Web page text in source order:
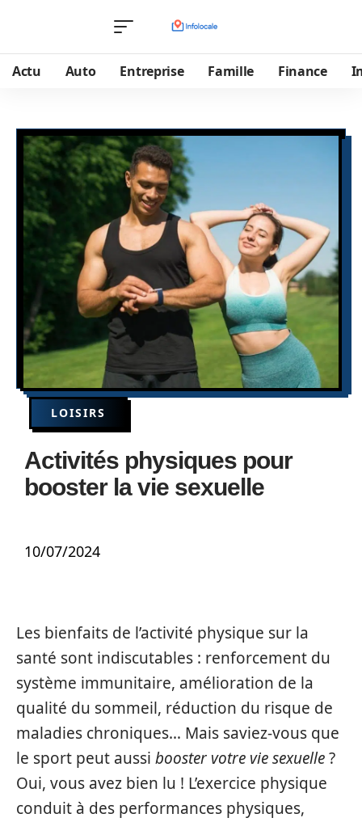
Actu Auto Entreprise Famille Finance
LOISIRS
Activités physiques pour
booster la vie sexuelle
10/07/2024
Les bienfaits de l’activité physique sur la
santé sont indiscutables : renforcement du
système immunitaire, amélioration de la
qualité du sommeil, réduction du risque de
maladies chroniques… Mais saviez-vous que
le sport peut aussi booster votre vie sexuelle?
Oui, vous avez bien lu ! L’exercice physique
conduit à des performances physiques,